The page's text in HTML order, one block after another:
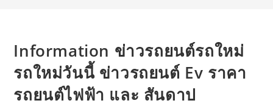
Information ข่าวรถยนต์รถใหม่
รถใหม่วันนี้ ข่าวรถยนต์ Ev ราคา
รถยนต์ไฟฟ้า และ สันดาป